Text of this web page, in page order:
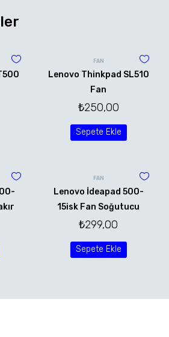
FAN
Lenovo Thinkpad SL510
Fan
₺250,00
Sepete Ekle
FAN
Lenovo İdeapad 500-
15isk Fan Soğutucu
₺299,00
Sepete Ekle